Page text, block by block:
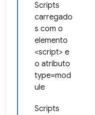
Scripts
carregado
s com o
elemento
<script> e
o atributo
type=mod
ule
Scripts